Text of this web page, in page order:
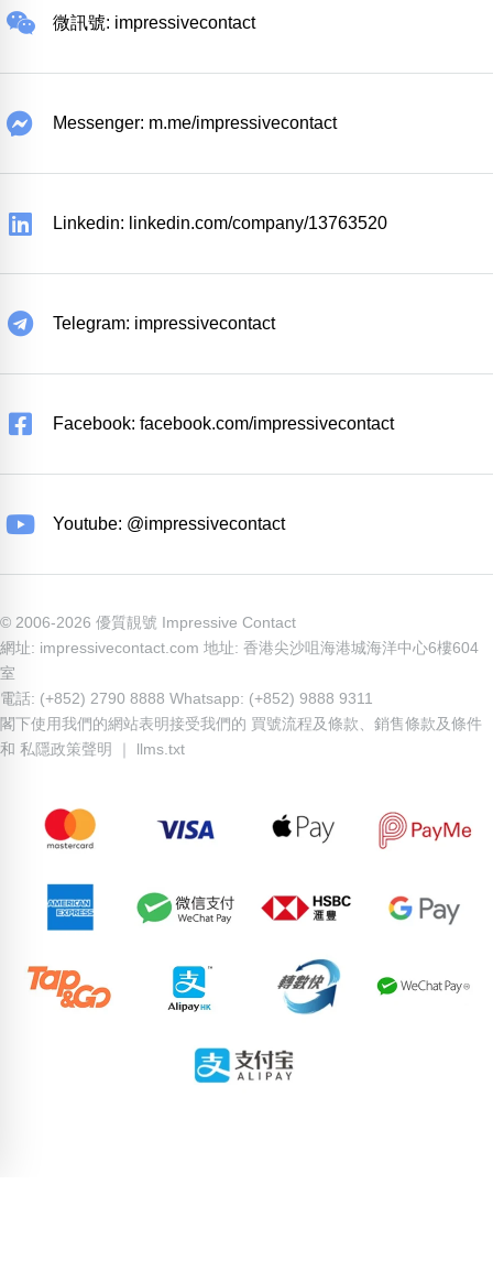
微訊號: impressivecontact
Messenger: m.me/impressivecontact
Linkedin: linkedin.com/company/13763520
Telegram: impressivecontact
Facebook: facebook.com/impressivecontact
Youtube: @impressivecontact
© 2006-2026 優質靚號 Impressive Contact
網址: impressivecontact.com 地址: 香港尖沙咀海港城海洋中心6樓604
室
電話: (+852) 2790 8888 Whatsapp: (+852) 9888 9311
閣下使用我們的網站表明接受我們的 買號流程及條款、 銷售條款及條件
和 私隱政策聲明 llms.txt